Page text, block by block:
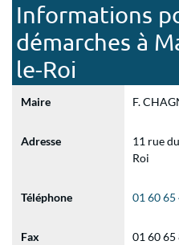
Informations
démarches à
le-Roi
Maire F.
Adresse
11 rue
Roi
Téléphone 01 60 65
Fax 01 60 65